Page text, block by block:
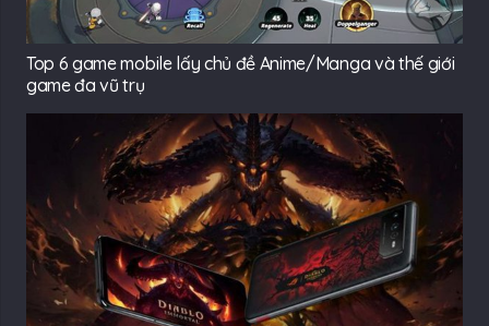
Top 6 game mobile lấy chủ đề Anime/Manga và thế giới
game đa vũ trụ